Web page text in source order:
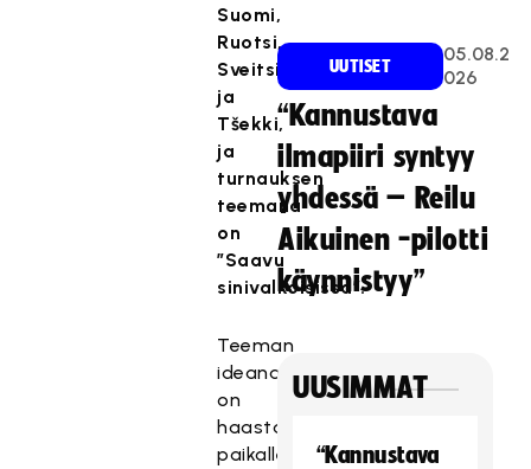
Suomi,
Ruotsi,
Sveitsi
ja
Tšekki,
ja
turnauksen
teemana
on
”Saavu
sinivalkoisissa”.
Teeman
ideana
on
haastaa
paikalle
UUTISET
05.08.2
026
“Kannustava
ilmapiiri syntyy
yhdessä – Reilu
Aikuinen -pilotti
käynnistyy”
UUSIMMAT
“Kannustava